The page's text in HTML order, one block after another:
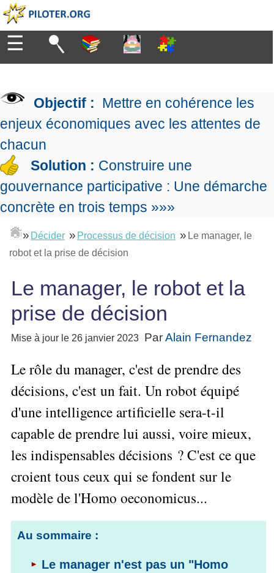
Diriger
de
l'entreprise
Démocratique
Conception
la
stratégie
de
des
Le
contrôle
▶
Tous
articles
»»»
▶
en
équipe
et
la
L'Innovation
Organiser
la
L'Excellence
Opérationnelle
Lean
expliqué
La
Six
Sigma
Le
Qualité
outils
de
la
Qualité
Le
Supply
Chain
Tous
articles
Organiser
Manager
Manager
projets
Les
du
chef
Les
Méthodes
projet
Construire
Gestion
risques
▶
les
Projet
»»»
L'Efficacité
Comment
gérer
Progresser
▶
Mesurer
la
performance
Tableau
bord
La
Gimsi
Tableau
de
avec
Excel
Tous
articles
Mesurer
»»»
▶
Analyser
données
Entreprendre
▶
De
Salarié→Entrepreneur
Méthode
pour
se
lancer
Outils
Entrepreneur
son
Entreprise
Le
métier
de
freelance
▶
d'Entrepreneur
les
Se
former
Guide
gratuit
de
Méthode
Les
7
pour
réussir
s'auto-
évaluer ?
Tous
Se
Seul
Tous
articles
★
☰
Objectif : Mettre en cohérence les
enjeux économiques avec les attentes de
chacun
Solution : Construire une
gouvernance participative : Une démarche
concrète en trois temps »»»
» Décider » Processus de décision » Le manager, le
robot et la prise de décision
Le manager, le robot et la
prise de décision
Mise à jour le 26 janvier 2023 ParAlain Fernandez
Le rôle du manager, c'est de prendre des
décisions, c'est un fait. Un robot équipé
d'une intelligence artificielle sera-t-il
capable de prendre lui aussi, voire mieux,
les indispensables décisions ? C'est ce que
croient tous ceux qui se fondent sur le
modèle de l'Homo oeconomicus...
Au sommaire :
Le manager n'est pas un "Homo